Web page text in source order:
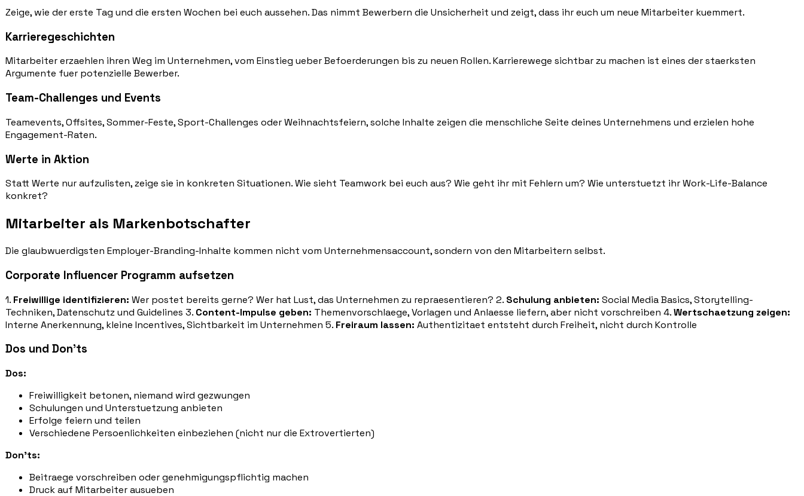
Zeige, wie der erste Tag und die ersten Wochen bei euch aussehen. Das nimmt Bewerbern die Unsicherheit und zeigt, dass ihr euch um neue Mitarbeiter kuemmert.
Karrieregeschichten
Mitarbeiter erzaehlen ihren Weg im Unternehmen, vom Einstieg ueber Befoerderungen bis zu neuen Rollen. Karrierewege sichtbar zu machen ist eines der staerksten
Argumente fuer potenzielle Bewerber.
Team-Challenges und Events
Teamevents, Offsites, Sommer-Feste, Sport-Challenges oder Weihnachtsfeiern, solche Inhalte zeigen die menschliche Seite deines Unternehmens und erzielen hohe
Engagement-Raten.
Werte in Aktion
Statt Werte nur aufzulisten, zeige sie in konkreten Situationen. Wie sieht Teamwork bei euch aus? Wie geht ihr mit Fehlern um? Wie unterstuetzt ihr Work-Life-Balance
konkret?
Mitarbeiter als Markenbotschafter
Die glaubwuerdigsten Employer-Branding-Inhalte kommen nicht vom Unternehmensaccount, sondern von den Mitarbeitern selbst.
Corporate Influencer Programm aufsetzen
1. Freiwillige identifizieren: Wer postet bereits gerne? Wer hat Lust, das Unternehmen zu repraesentieren? 2. Schulung anbieten: Social Media Basics, Storytelling-
Techniken, Datenschutz und Guidelines 3. Content-Impulse geben: Themenvorschlaege, Vorlagen und Anlaesse liefern, aber nicht vorschreiben 4.Wertschaetzung zeigen:
Interne Anerkennung, kleine Incentives, Sichtbarkeit im Unternehmen 5. Freiraum lassen: Authentizitaet entsteht durch Freiheit, nicht durch Kontrolle
Dos und Don'ts
Dos:
Freiwilligkeit betonen, niemand wird gezwungen
Schulungen und Unterstuetzung anbieten
Erfolge feiern und teilen
Verschiedene Persoenlichkeiten einbeziehen (nicht nur die Extrovertierten)
Don'ts:
Beitraege vorschreiben oder genehmigungspflichtig machen
Druck auf Mitarbeiter ausueben